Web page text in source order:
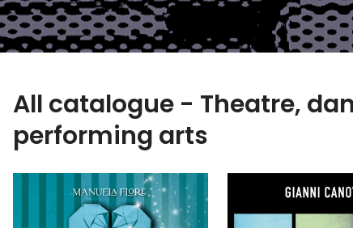
All catalogue - Theatre,
performing arts